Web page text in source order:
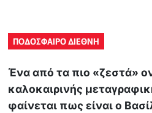
ΠΟΔΟΣΦΑΙΡΟ ΔΙΕΘΝΗ
Ένα από τα πιο «ζεστά»
καλοκαιρινής
φαίνεται πως είναι ο